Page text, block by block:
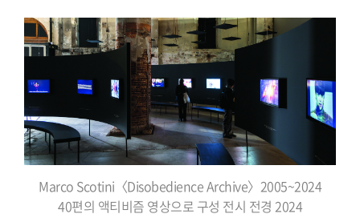
Marco Scotini〈Disobedience Archive〉2005~2024
40편의 액티비즘 영상으로 구성 전시 전경 2024